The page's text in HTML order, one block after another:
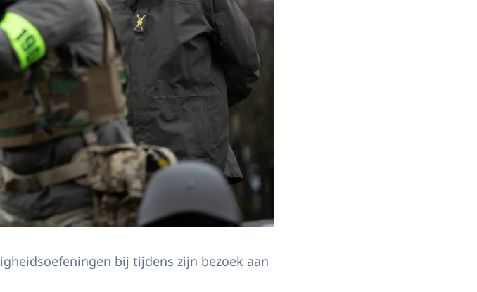
bij tijdens zijn bezoek aan